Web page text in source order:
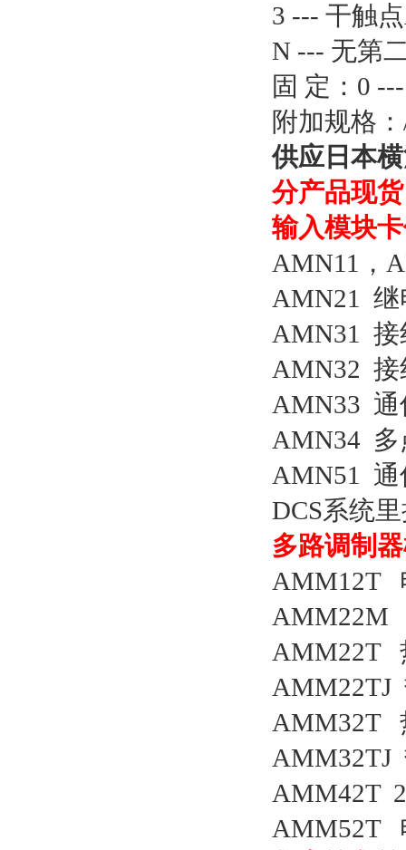
3 --- 干触
N --- 无第
固 定：0
附加规格
供应 日本
分产品现
输入模块
AMN11，
AMN21 继
AMN31 接
AMN32 接
AMN33 通
AMN34 多
AMN51 通
DCS系统
多路调制
AMM12T
AMM22M
AMM22T
AMM22TJ
AMM32T
AMM32TJ
AMM42T
AMM52T